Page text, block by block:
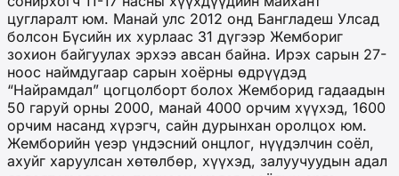
цугларалт юм. Манай улс 2012 онд Бангладеш Улсад
болсон Бүсийн их хурлаас 31 дүгээр Жембориг
зохион байгуулах эрхээ авсан байна. Ирэх сарын 27-
ноос наймдугаар сарын хоёрны өдрүүдэд
“Найрамдал” цогцолборт болох Жемборид гадаадын
50 гаруй орны 2000, манай 4000 орчим хүүхэд, 1600
орчим насанд хүрэгч, сайн дурынхан оролцох юм.
Жемборийн үеэр үндэсний онцлог, нүүдэлчин соёл,
ахуйг харуулсан хөтөлбөр, хүүхэд, залуучуудын адал